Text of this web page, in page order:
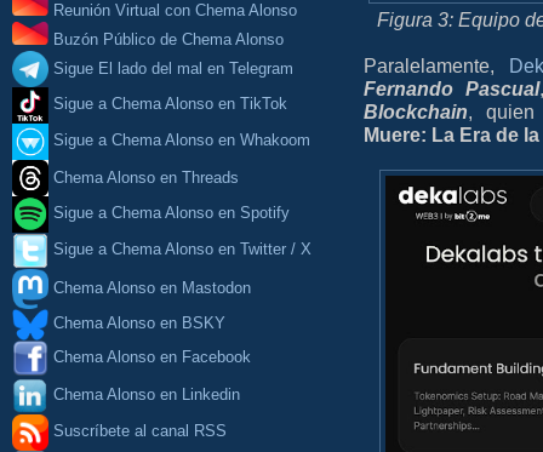
Reunión Virtual con Chema Alonso
Buzón Público de Chema Alonso
Sigue El lado del mal en Telegram
Sigue a Chema Alonso en TikTok
Sigue a Chema Alonso en Whakoom
Chema Alonso en Threads
Sigue a Chema Alonso en Spotify
Sigue a Chema Alonso en Twitter / X
Chema Alonso en Mastodon
Chema Alonso en BSKY
Chema Alonso en Facebook
Chema Alonso en Linkedin
Suscríbete al canal RSS
Figura 3: Equipo
Paralelamente,
Fernando Pascual
Blockchain, quien
Muere: La Era de